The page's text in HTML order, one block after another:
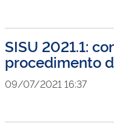
SISU 2021.1:
procedimento
09/07/2021 16:37